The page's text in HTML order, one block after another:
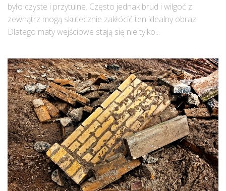
było czyste i przytulne. Często jednak brud i wilgoć z
zewnątrz mogą skutecznie zakłócić ten idealny obraz.
Dlatego maty wejściowe stają się nie tylko...